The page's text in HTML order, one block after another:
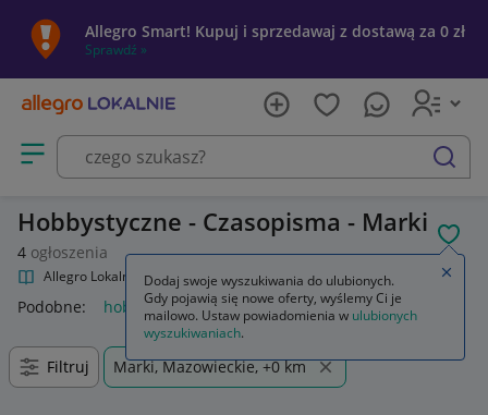
Allegro Smart! Kupuj i sprzedawaj z dostawą za 0 zł
Sprawdź »
Otwórz menu z kategoriami
szukaj
Hobbystyczne - Czasopisma - Marki
4 ogłoszenia
Allegro Lokalnie Kultura i rozrywka Czasopisma Hobbystyczne
Podobne: hobbystyczne
Filtruj Marki, Mazowieckie, +0 km
Dodaj swoje wyszukiwania do ulubionych.
Gdy pojawią się nowe oferty, wyślemy Ci je
mailowo. Ustaw powiadomienia w ulubionych
wyszukiwaniach.